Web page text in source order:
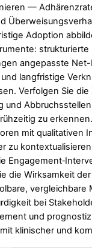
—
Adoption
strukturierte
angepasste
langfristige
Verfolgen Sie
und
zu
mit qualitativen
zu
die Wirksamkeit
vergleichbare
bei
und
klinischer und